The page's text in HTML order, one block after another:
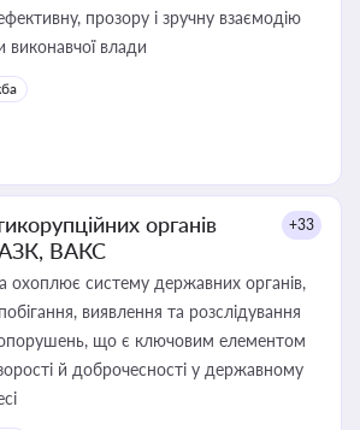
прозору і зручну взаємодію
виконавчої влади
органів
ВАКС
+33
охоплює систему державних органів,
виявлення та розслідування
що є ключовим елементом
й доброчесності у державному